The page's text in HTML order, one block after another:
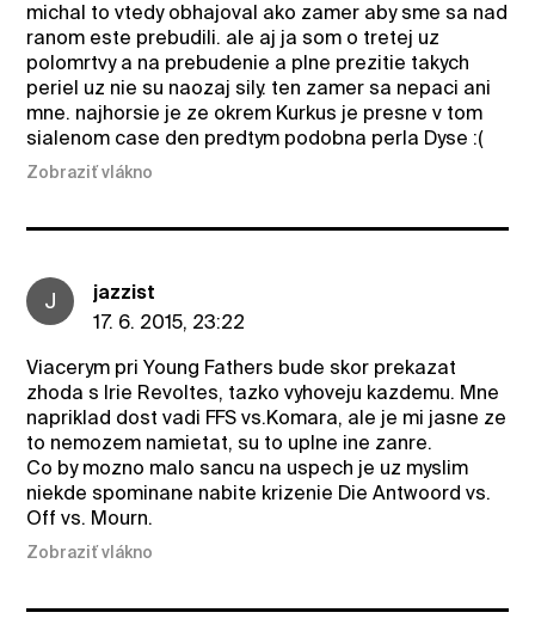
michal to vtedy obhajoval ako zamer aby sme sa nad
ranom este prebudili. ale aj ja som o tretej uz
polomrtvy a na prebudenie a plne prezitie takych
periel uz nie su naozaj sily. ten zamer sa nepaci ani
mne. najhorsie je ze okrem Kurkus je presne v tom
sialenom case den predtym podobna perla Dyse :(
Zobraziť vlákno
J
jazzist
17. 6. 2015, 23:22
Viacerym pri Young Fathers bude skor prekazat
zhoda s Irie Revoltes, tazko vyhoveju kazdemu. Mne
napriklad dost vadi FFS vs.Komara, ale je mi jasne ze
to nemozem namietat, su to uplne ine zanre.
Co by mozno malo sancu na uspech je uz myslim
niekde spominane nabite krizenie Die Antwoord vs.
Off vs. Mourn.
Zobraziť vlákno